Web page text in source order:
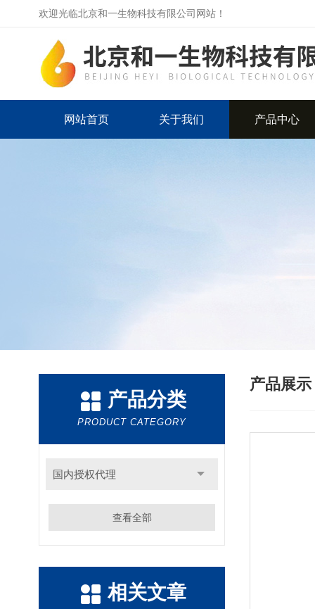
欢迎光临北京和一生物科技有限公司网站！
网站首页 关于我们 产品中心
产品分类
PRODUCT CATEGORY
国内授权代理
查看全部
相关文章
产品展示